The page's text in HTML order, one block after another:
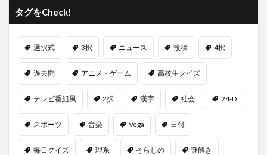
タグをCheck!
選択式 3択 ニュース 投稿 4択
過去問 アニメ・ゲーム 高校生クイズ
テレビ番組風 2択 漢字 社会 24-D
スポーツ 音楽 Vega 日付
毎日クイズ 理系 そらしの 謎解き